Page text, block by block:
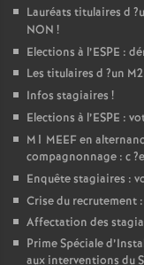
Lauréats titulaires d
NON !
Elections à l’ESPE :
Les titulaires d ?un
Infos stagiaires !
Elections à l’ESPE :
M1 MEEFen
compagnonnage : c
Enquête stagiaires :
Crise du recrutement
Affectation des
Prime Spéciale
aux interventions du